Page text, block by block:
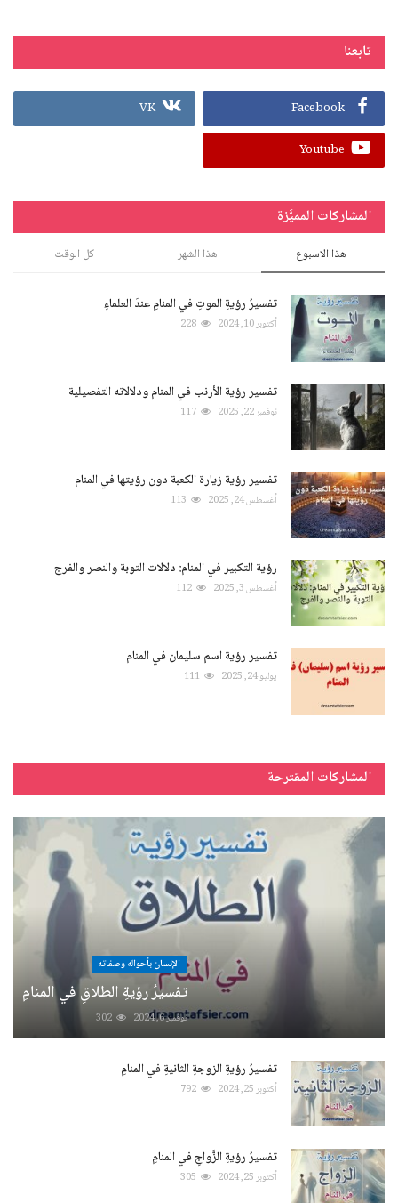
تابعنا
Facebook
VK
Youtube
المشاركات المميَّزة
هذا الاسبوع هذا الشهر كل الوقت
تفسيرُ رؤيةِ الموتِ في المنامِ عندَ العلماءِ
أكتوبر 10, 2024 228
تفسير رؤية الأرنب في المنام ودلالاته التفصيلية
نوفمبر 22, 2025 117
تفسير رؤية زيارة الكعبة دون رؤيتها في المنام
أغسطس 24, 2025 113
رؤية التكبير في المنام: دلالات التوبة والنصر والفرج
أغسطس 3, 2025 112
تفسير رؤية اسم سليمان في المنام
يوليو 24, 2025 111
المشاركات المقترحة
الإنسان بأحواله وصفاته
تفسيرُ رؤيةِ الطلاقِ في المنامِ
نوفمبر 6, 2024 302
تفسيرُ رؤيةِ الزوجةِ الثانيةِ في المنامِ
أكتوبر 25, 2024 792
تفسيرُ رؤيةِ الزَّواجِ في المنامِ
أكتوبر 25, 2024 305